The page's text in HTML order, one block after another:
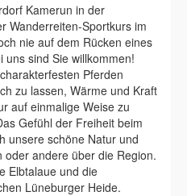
Kamerun in der
Wanderreiten-Sportkurs im
nie auf dem Rücken eines
uns sind Sie willkommen!
Pferden
zu lassen, Wärme und Kraft
auf einmalige Weise zu
Gefühl der Freiheit beim
unsere schöne Natur und
andere über die Region.
Elbtalaue und die
Lüneburger Heide.